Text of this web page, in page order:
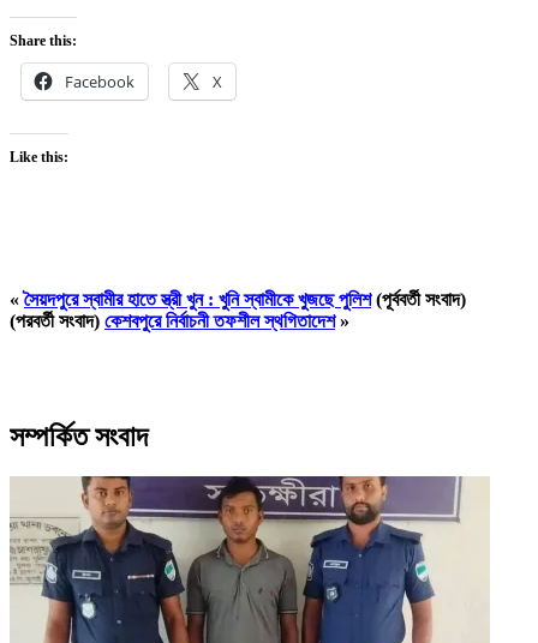
Share this:
Facebook X
Like this:
«সৈয়দপুরে স্বামীর হাতে স্ত্রী খুন : খুনি স্বামীকে খুজছে পুলিশ(পূর্ববর্তী সংবাদ)
(পরবর্তী সংবাদ) কেশবপুরে নির্বাচনী তফশীল স্থগিতাদেশ»
সম্পর্কিত সংবাদ